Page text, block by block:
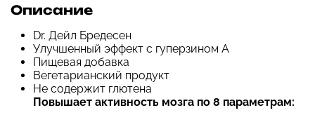
Описание
Dr. Дейл Бредесен
Улучшенный эффект с гуперзином А
Пищевая добавка
Вегетарианский продукт
Не содержит глютена
Повышает активность мозга по 8 параметрам: